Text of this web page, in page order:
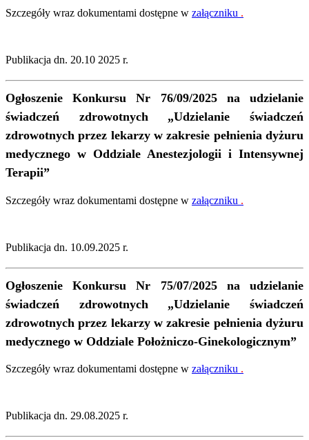
Szczegóły wraz dokumentami dostępne w załączniku .
Publikacja dn. 20.10 2025 r.
Ogłoszenie Konkursu Nr 76/09/2025 na udzielanie
świadczeń zdrowotnych „Udzielanie świadczeń
zdrowotnych przez lekarzy w zakresie pełnienia dyżuru
medycznego w Oddziale Anestezjologii i Intensywnej
Terapii”
Szczegóły wraz dokumentami dostępne w załączniku .
Publikacja dn. 10.09.2025 r.
Ogłoszenie Konkursu Nr 75/07/2025 na udzielanie
świadczeń zdrowotnych „Udzielanie świadczeń
zdrowotnych przez lekarzy w zakresie pełnienia dyżuru
medycznego w Oddziale Położniczo-Ginekologicznym”
Szczegóły wraz dokumentami dostępne w załączniku .
Publikacja dn. 29.08.2025 r.